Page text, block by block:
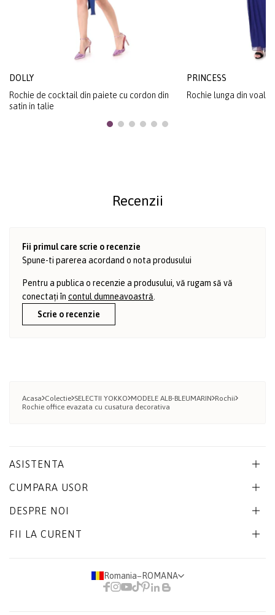
DOLLY
Rochie de cocktail din paiete cu cordon din
satin in talie
PRINCESS
Rochie lunga din voal
Recenzii
Fii primul care scrie o recenzie
Spune-ti parerea acordand o nota produsului
Pentru a publica o recenzie a produsului, vă rugam să vă
conectați în contul dumneavoastră
Scrie o recenzie
Acasa Colectie SELECTII YOKKO MODELE ALB-BLEUMARIN Rochii
Rochie office evazata cu cusatura decorativa
ASISTENTA
CUMPARA USOR
DESPRE NOI
FII LA CURENT
Romania− ROMANA